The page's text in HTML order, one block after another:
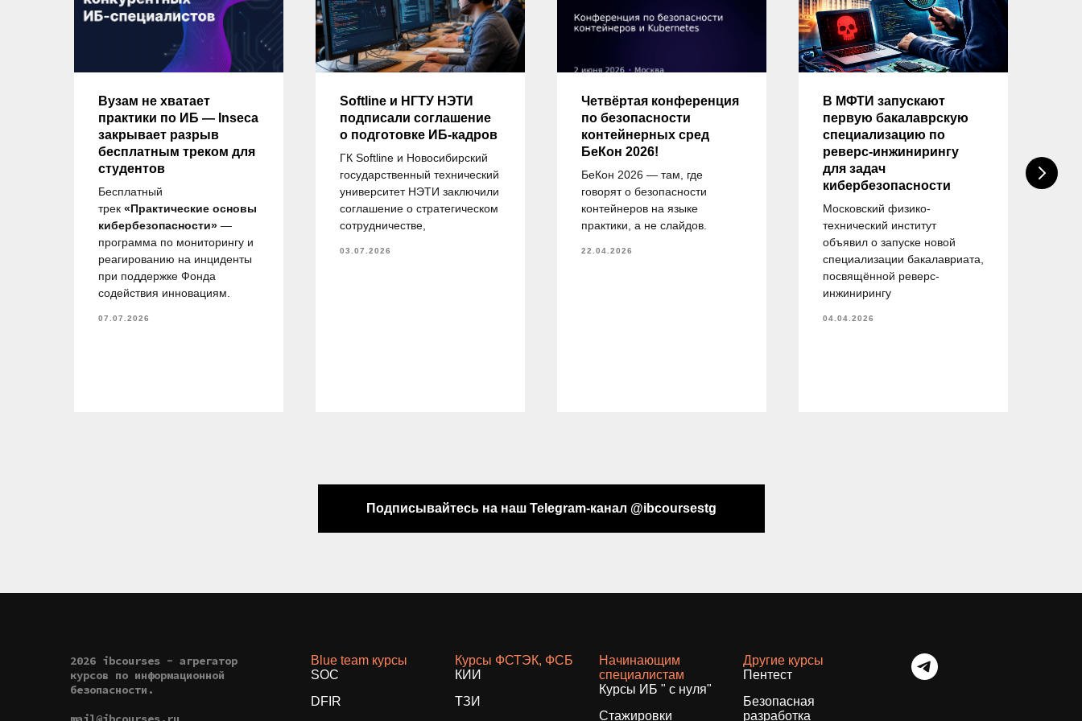
Вузам не хватает
практики по ИБ — Inseca
закрывает разрыв
бесплатным треком для
студентов
Бесплатный
трек «Практические основы
кибербезопасности» —
программа по мониторингу и
реагированию на инциденты
при поддержке Фонда
содействия инновациям.
07.07.2026
Softline и НГТУ НЭТИ
подписали соглашение
о подготовке ИБ-кадров
ГК Softline и Новосибирский
государственный технический
университет НЭТИ заключили
соглашение о стратегическом
сотрудничестве,
03.07.2026
Четвёртая конференция
по безопасности
контейнерных сред
БеКон 2026!
БеКон 2026 — там, где
говорят о безопасности
контейнеров на языке
практики, а не слайдов.
22.04.2026
В МФТИ запускают
первую бакалаврскую
специализацию по
реверс-инжинирингу
для задач
кибербезопасности
Московский физико-
технический институт
объявил о запуске новой
специализации бакалавриата,
посвящённой реверс-
инжинирингу
04.04.2026
Подписывайтесь на наш Telegram-канал @ibcoursestg
2026 ibcourses - агрегатор
курсов по информационной
безопасности.
Blue team курсы
SOC
DFIR
Курсы ФСТЭК, ФСБ
КИИ
ТЗИ
Начинающим
специалистам
Курсы ИБ " с нуля"
Стажировки
Другие курсы
Пентест
Безопасная
разработка